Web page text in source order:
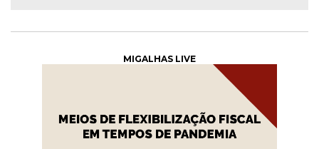
MIGALHAS LIVE